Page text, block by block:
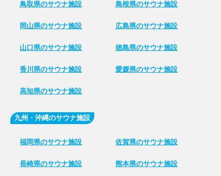
鳥取県のサウナ施設 島根県のサウナ施設
岡山県のサウナ施設 広島県のサウナ施設
山口県のサウナ施設 徳島県のサウナ施設
香川県のサウナ施設 愛媛県のサウナ施設
高知県のサウナ施設
九州・沖縄のサウナ施設
福岡県のサウナ施設 佐賀県のサウナ施設
長崎県のサウナ施設 熊本県のサウナ施設